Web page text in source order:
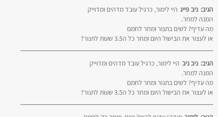
ניב פייג הגיב:
היי לימור, כרגיל עובד מדהים ומדוייק
המנה למחר.
מה עדיף? לשים בתנור ומחר לחמם
או לעצור את הבישול היום ומחר כל ה3.5 שעות לתנור?
ניב ניב הגיב:
היי לימור, כרגיל עובד מדהים ומדוייק
המנה למחר.
מה עדיף? לשים בתנור ומחר לחמם
או לעצור את הבישול היום ומחר כל ה3.5 שעות לתנור?